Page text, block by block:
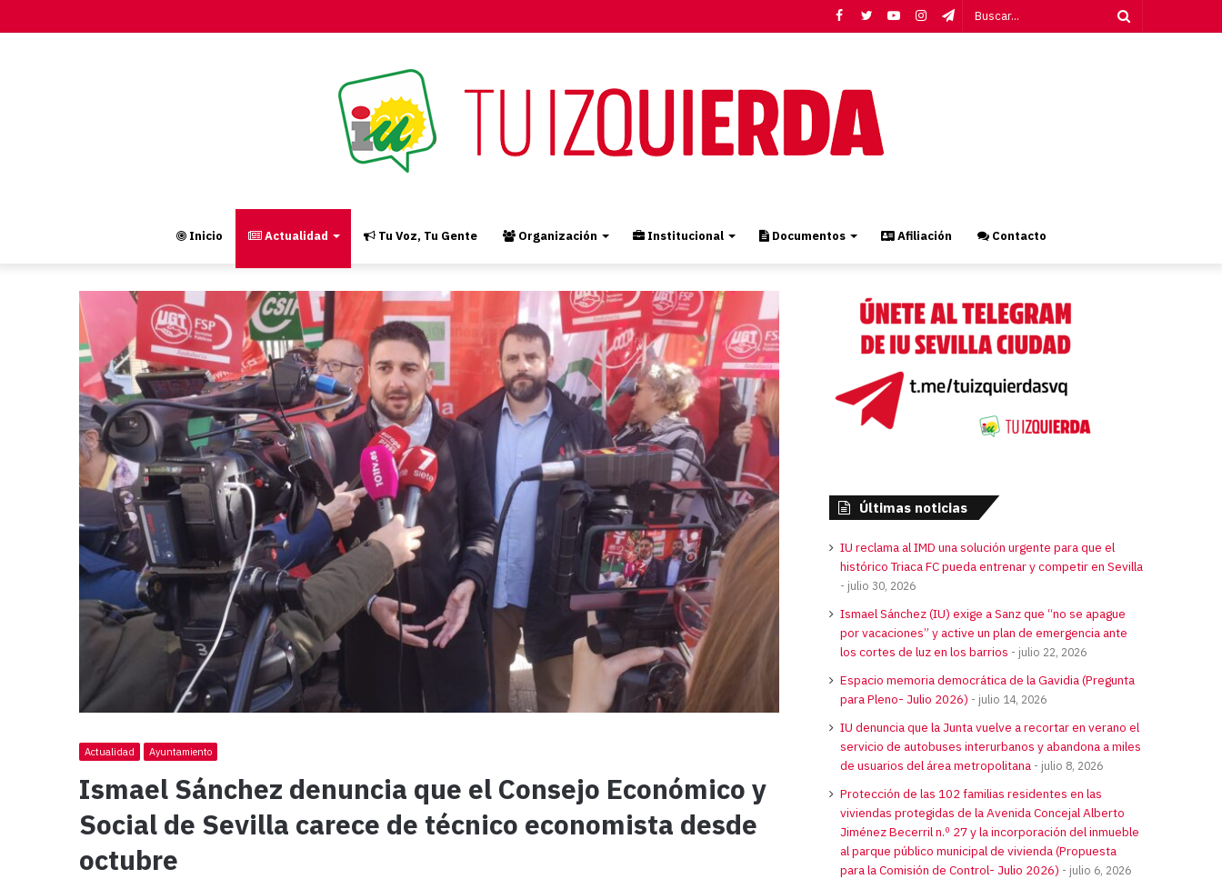
Telegram
Instagram
YouTube
Twitter
Facebook
Inicio Actualidad Tu Voz, Tu Gente Organización Institucional Documentos Afiliación Contacto
Actualidad Ayuntamiento
Ismael Sánchez denuncia que el Consejo Económico y
Social de Sevilla carece de técnico economista desde
octubre
Últimas noticias
IU reclama al IMD una solución urgente para que el
histórico Triaca FC pueda entrenar y competir en Sevilla
julio 30, 2026
Ismael Sánchez (IU) exige a Sanz que “no se apague
por vacaciones” y active un plan de emergencia ante
los cortes de luz en los barrios
julio 22, 2026
Espacio memoria democrática de la Gavidia (Pregunta
para Pleno- Julio 2026)
julio 14, 2026
IU denuncia que la Junta vuelve a recortar en verano el
servicio de autobuses interurbanos y abandona a miles
de usuarios del área metropolitana
julio 8, 2026
Protección de las 102 familias residentes en las
viviendas protegidas de la Avenida Concejal Alberto
Jiménez Becerril n.º 27 y la incorporación del inmueble
al parque público municipal de vivienda (Propuesta
para la Comisión de Control- Julio 2026)
julio 6, 2026